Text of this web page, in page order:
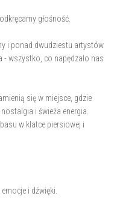
głośność.
i ponad dwudziestu artystów
- wszystko, co napędzało nas
się w miejsce, gdzie
i świeża energia.
w klatce piersiowej i
i dźwięki.